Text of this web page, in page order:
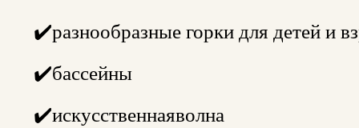
✔️разнообразные горки для детей и
✔️бассейны
✔️искусственнаяволна